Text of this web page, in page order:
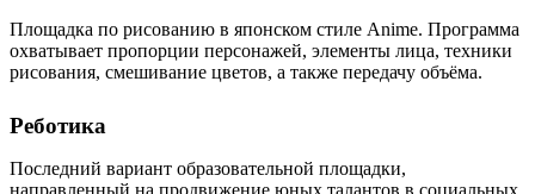
Площадка по рисованию в японском стиле Anime. Программа
охватывает пропорции персонажей, элементы лица, техники
рисования, смешивание цветов, а также передачу объёма.
Реботика
Последний вариант образовательной площадки,
направленный на продвижение юных талантов в социальных